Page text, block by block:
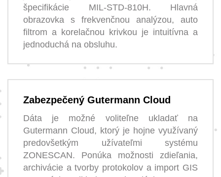
špecifikácie MIL-STD-810H. Hlavná
obrazovka s frekvenčnou analýzou, auto
filtrom a korelačnou krivkou je intuitívna a
jednoduchá na obsluhu.
Zabezpečený Gutermann Cloud
Dáta je možné voliteľne ukladať na
Gutermann Cloud, ktorý je hojne využívaný
predovšetkým užívateľmi systému
ZONESCAN. Ponúka možnosti zdieľania,
archivácie a tvorby protokolov a import GIS